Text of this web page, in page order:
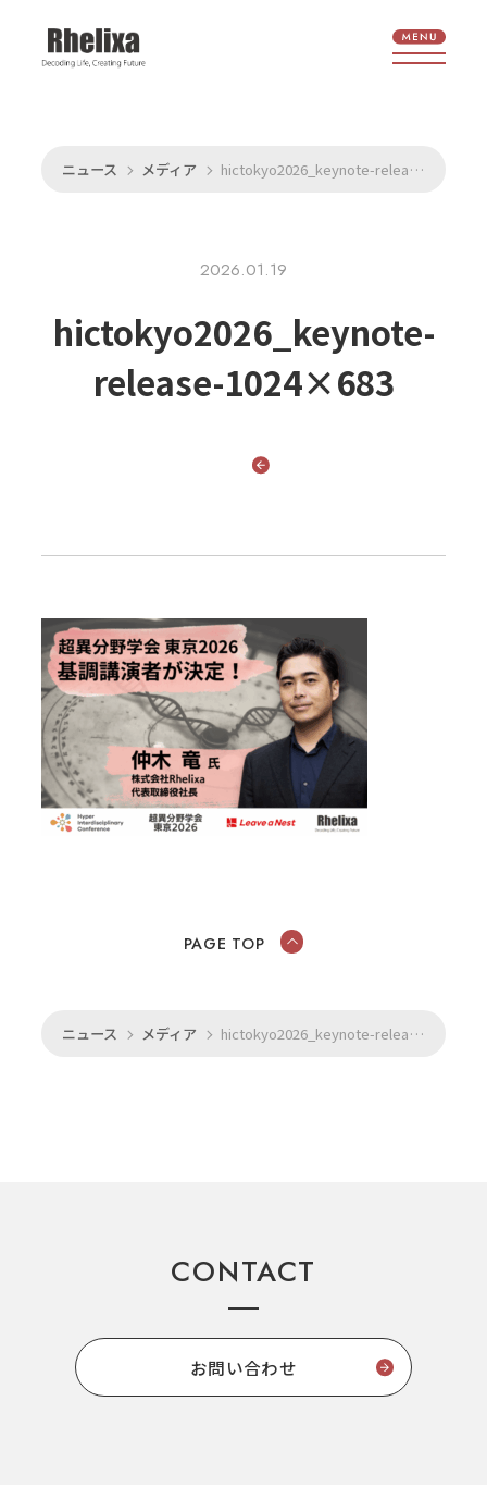
ニュース メディア hictokyo2026_keynote-release-1024x683
2026.01.19
hictokyo2026_keynote-
release-1024×683
ニュース メディア hictokyo2026_keynote-release-1024x683
PAGE TOP
CONTACT
お問い合わせ